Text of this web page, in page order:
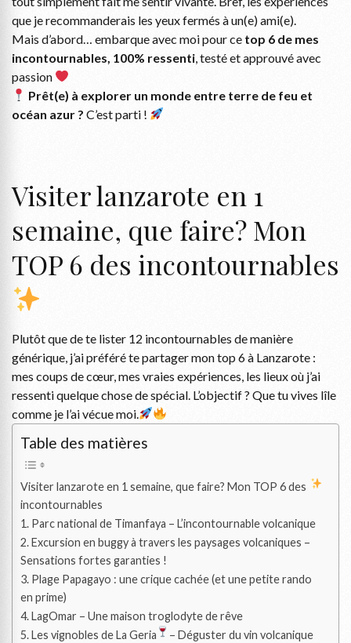
que je recommanderais les yeux fermés à un(e) ami(e).
Mais d’abord… embarque avec moi pour ce top 6 de mes
incontournables, 100% ressenti , testé et approuvé avec
passion
Prêt(e) à explorer un monde entre terre de feu et
océan azur ? C’est parti !
Visiter lanzarote en 1
semaine, que faire? Mon
TOP 6 des incontournables
Plutôt que de te lister 12 incontournables de manière
générique, j’ai préféré te partager mon top 6 à Lanzarote :
mes coups de cœur, mes vraies expériences, les lieux où j’ai
ressenti quelque chose de spécial. L’objectif ? Que tu vives lîle
comme je l’ai vécue moi.
Table des matières
Visiter lanzarote en 1 semaine, que faire? Mon TOP 6 des
incontournables
1. Parc national de Timanfaya – L’incontournable volcanique
2. Excursion en buggy à travers les paysages volcaniques –
Sensations fortes garanties !
3. Plage Papagayo : une crique cachée (et une petite rando
en prime)
4. LagOmar – Une maison troglodyte de rêve
5. Les vignobles de La Geria
– Déguster du vin volcanique